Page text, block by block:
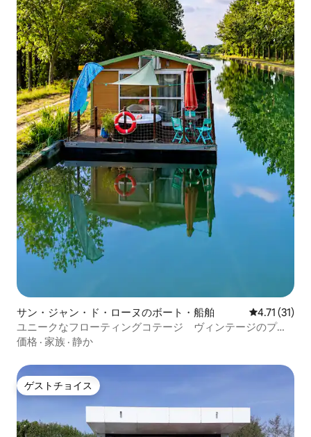
サン・ジャン・ド・ローヌのボート・船舶 レビュー31
4.71 (31)
ユニークなフローティングコテージ ヴィンテージのプラ
イベートジャグジー
価格 · 家族 · 静か
ゲストチョイス
ゲストチョイス